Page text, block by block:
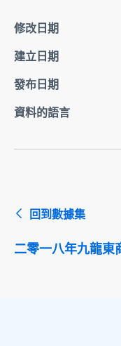
修改日期
建立日期
發布日期
資料的語言
回到數據集
二零一八年九龍東